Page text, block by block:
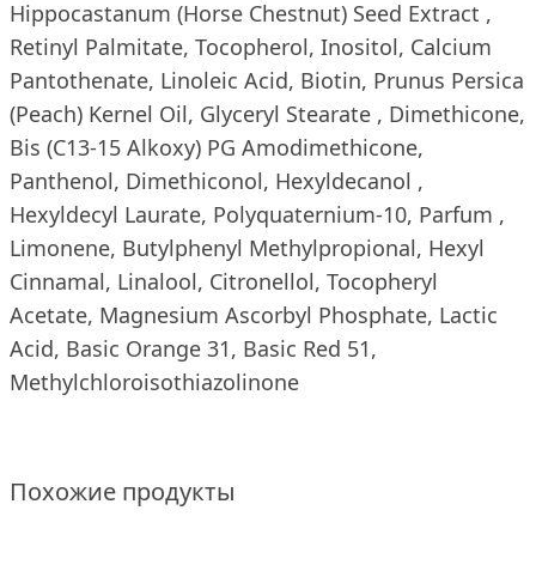
Hippocastanum (Horse Chestnut) Seed Extract ,
Retinyl Palmitate, Tocopherol, Inositol, Calcium
Pantothenate, Linoleic Acid, Biotin, Prunus Persica
(Peach) Kernel Oil, Glyceryl Stearate , Dimethicone,
Bis (C13-15 Alkoxy) PG Amodimethicone,
Panthenol, Dimethiconol, Hexyldecanol ,
Hexyldecyl Laurate, Polyquaternium-10, Parfum ,
Limonene, Butylphenyl Methylpropional, Hexyl
Cinnamal, Linalool, Citronellol, Tocopheryl
Acetate, Magnesium Ascorbyl Phosphate, Lactic
Acid, Basic Orange 31, Basic Red 51,
Methylchloroisothiazolinone
Похожие продукты